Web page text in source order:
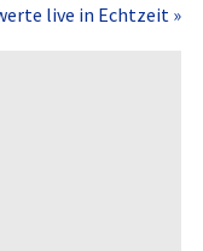
live in Echtzeit »